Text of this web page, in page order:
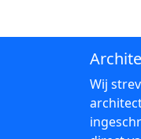
Wij